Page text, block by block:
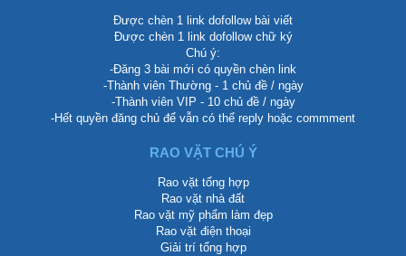
Được chèn 1 link dofollow bài viết
Được chèn 1 link dofollow chữ ký
Chú ý:
-Đăng 3 bài mới có quyền chèn link
-Thành viên Thường - 1 chủ đề / ngày
-Thành viên VIP - 10 chủ đề / ngày
-Hết quyền đăng chủ để vẫn có thể reply hoặc commment
RAO VẶT CHÚ Ý
Rao vặt tổng hợp
Rao vặt nhà đất
Rao vặt mỹ phẩm làm đẹp
Rao vặt điện thoại
Giải trí tổng hợp